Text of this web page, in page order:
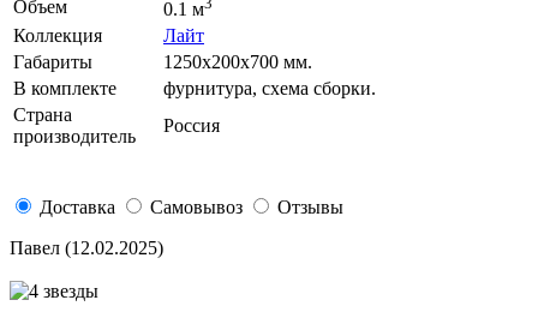
Объем 0.1 м
Коллекция
Лайт
Габариты
1250х200х700 мм.
В комплекте
фурнитура, схема сборки.
Страна
производитель
Россия
Доставка Самовывоз
Отзывы
Павел (12.02.2025)